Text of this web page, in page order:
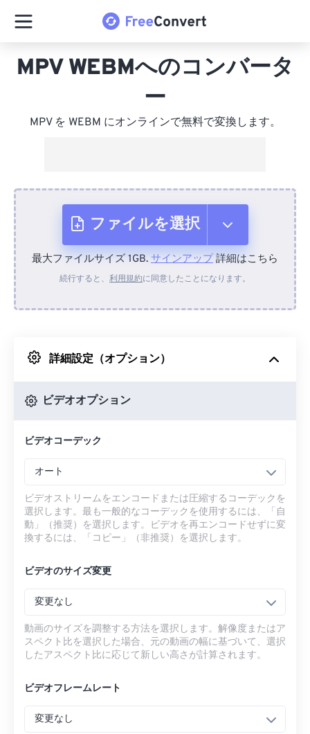
MPV WEBMへのコンバータ
ー
MPV を WEBM にオンラインで無料で変換します。
ファイルを選択
デバイスから
Googleドライブから
最大ファイルサイズ 1GB. サインアップ詳細はこちら
続行すると、 利用規約に同意したことになります。
詳細設定（オプション）
ビデオオプション
ビデオコーデック
オート
ビデオストリームをエンコードまたは圧縮するコーデックを
選択します。最も一般的なコーデックを使用するには、「自
動」（推奨）を選択します。ビデオを再エンコードせずに変
換するには、「コピー」（非推奨）を選択します。
ビデオのサイズ変更
変更なし
動画のサイズを調整する方法を選択します。解像度またはア
スペクト比を選択した場合、元の動画の幅に基づいて、選択
したアスペクト比に応じて新しい高さが計算されます。
ビデオフレームレート
変更なし